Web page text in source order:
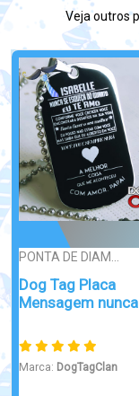
Veja outros
SIMPLES
Dog Tag Airsoft
Marca: DogTagClan